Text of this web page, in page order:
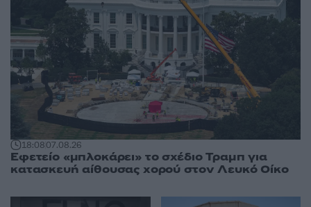
18:0807.08.26
Εφετείο «μπλοκάρει» το σχέδιο Τραμπ για
κατασκευή αίθουσας χορού στον Λευκό Οίκο